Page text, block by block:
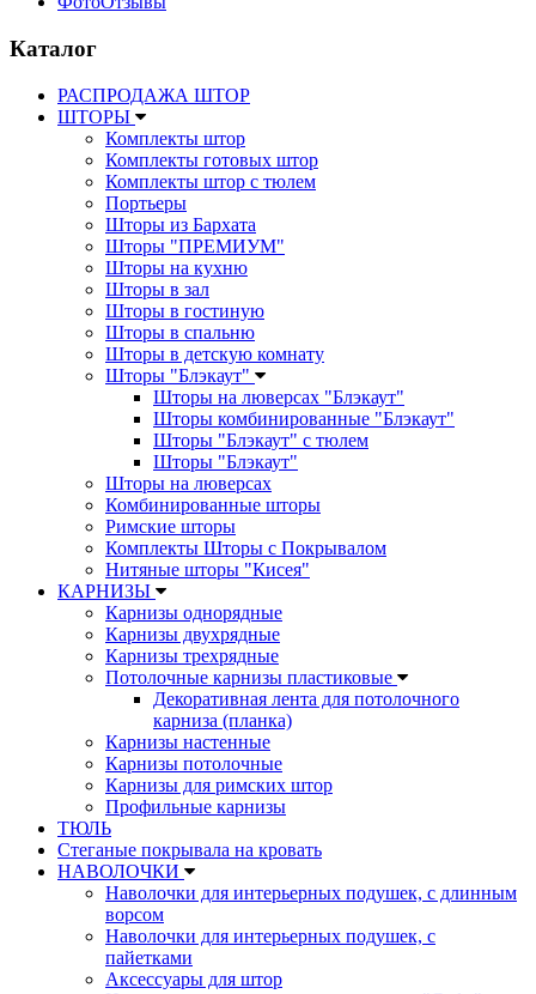
Каталог
РАСПРОДАЖА ШТОР
ШТОРЫ
Комплекты штор
Комплекты готовых штор
Комплекты штор с тюлем
Портьеры
Шторы из Бархата
Шторы "ПРЕМИУМ"
Шторы на кухню
Шторы в зал
Шторы в гостиную
Шторы в спальню
Шторы в детскую комнату
Шторы "Блэкаут"
Шторы на люверсах "Блэкаут"
Шторы комбинированные "Блэкаут"
Шторы "Блэкаут" с тюлем
Шторы "Блэкаут"
Шторы на люверсах
Комбинированные шторы
Римские шторы
Комплекты Шторы c Покрывалом
Нитяные шторы "Кисея"
КАРНИЗЫ
Карнизы однорядные
Карнизы двухрядные
Карнизы трехрядные
Потолочные карнизы пластиковые
Декоративная лента для потолочного
карниза (планка)
Карнизы настенные
Карнизы потолочные
Карнизы для римских штор
Профильные карнизы
ТЮЛЬ
Стеганые покрывала на кровать
НАВОЛОЧКИ
Наволочки для интерьерных подушек, с длинным
ворсом
Наволочки для интерьерных подушек, с
пайетками
Аксессуары для штор